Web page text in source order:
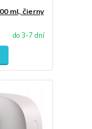
ml, čierny
do 3-7 dní